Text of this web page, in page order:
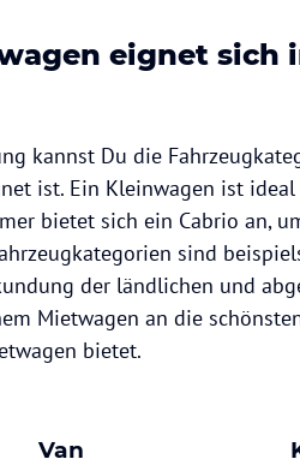
eignet sich
kannst Du die
ist. Ein Kleinwagen ist
bietet sich ein Cabrio an,
sind
der ländlichen und
Mietwagen an die
bietet.
Van